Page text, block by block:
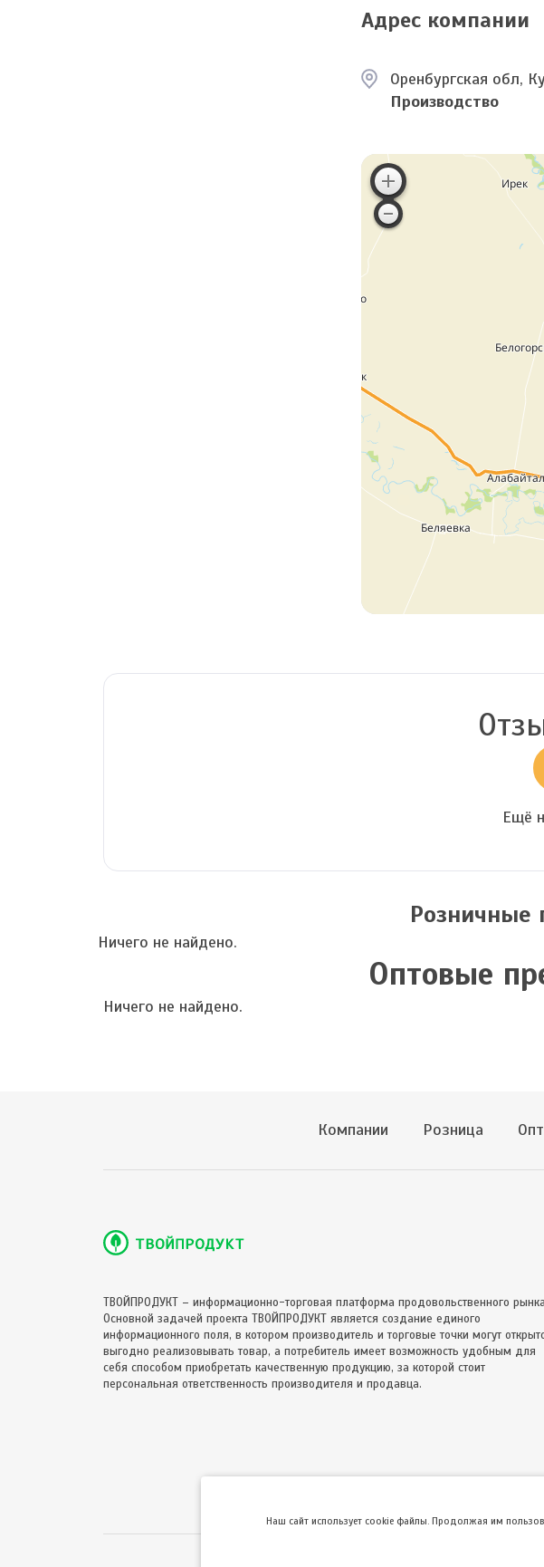
Адрес компании
Оренбургская обл,
Производство
Ещё
Розничные
Ничего не найдено.
Оптовые
Ничего не найдено.
Компании Розница Опт
ТВОЙПРОДУКТ – информационно-торговая платформа продовольственного
Основной задачей проекта ТВОЙПРОДУКТ является создание единого
информационного поля, в котором производитель и торговые точки могут
выгодно реализовывать товар, а потребитель имеет возможность удобным для
себя способом приобретать качественную продукцию, за которой стоит
персональная ответственность производителя и продавца.
Hаш сайт использует cookie файлы. Продолжая им